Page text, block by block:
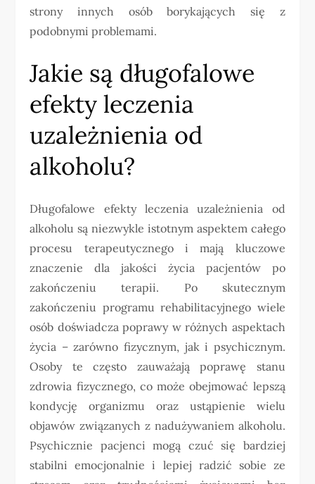
strony innych osób borykających się z
podobnymi problemami.
Jakie są długofalowe
efekty leczenia
uzależnienia od
alkoholu?
Długofalowe efekty leczenia uzależnienia od
alkoholu są niezwykle istotnym aspektem całego
procesu terapeutycznego i mają kluczowe
znaczenie dla jakości życia pacjentów po
zakończeniu terapii. Po skutecznym
zakończeniu programu rehabilitacyjnego wiele
osób doświadcza poprawy w różnych aspektach
życia – zarówno fizycznym, jak i psychicznym.
Osoby te często zauważają poprawę stanu
zdrowia fizycznego, co może obejmować lepszą
kondycję organizmu oraz ustąpienie wielu
objawów związanych z nadużywaniem alkoholu.
Psychicznie pacjenci mogą czuć się bardziej
stabilni emocjonalnie i lepiej radzić sobie ze